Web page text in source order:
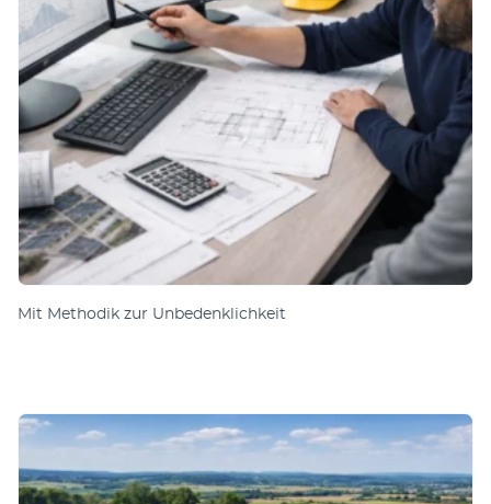
Mit Methodik zur Unbedenklichkeit